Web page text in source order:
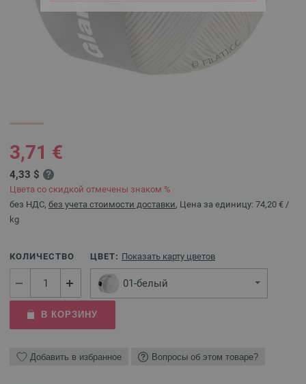
3,71 €
4,33 $
Цвета со скидкой отмечены знаком %
без НДС, без учета стоимости доставки, Цена за единицу: 74,20 € /
kg
КОЛИЧЕСТВО ЦВЕТ: Показать карту цветов
01-белый
В КОРЗИНУ
Добавить в избранное Вопросы об этом товаре?